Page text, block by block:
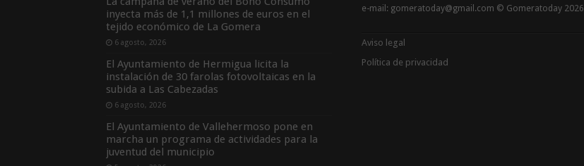
inyecta más de 1,1 millones de euros en el
tejido económico de La Gomera
6 agosto, 2026
El Ayuntamiento de Hermigua licita la
instalación de 30 farolas fotovoltaicas en la
subida a Las Cabezadas
6 agosto, 2026
El Ayuntamiento de Vallehermoso pone en
marcha un programa de actividades para la
juventud del municipio
e-mail: gomeratoday@gmail.com © Gomeratoday 2026
Aviso legal
Política de privacidad